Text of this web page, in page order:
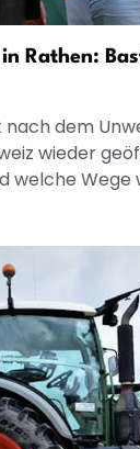
Rathen:
nach dem
wieder
welche Wege